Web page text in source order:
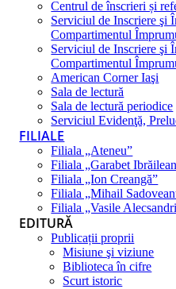
Centrul de înscrieri și
Serviciul de Inscriere şi
Compartimentul
Serviciul de Inscriere şi
Compartimentul
American Corner Iaşi
Sala de lectură
Sala de lectură periodice
Serviciul Evidenţă,
FILIALE
Filiala „Ateneu”
Filiala „Garabet
Filiala „Ion Creangă”
Filiala „Mihail
Filiala „Vasile
EDITURĂ
Publicații proprii
Misiune şi viziune
Biblioteca în cifre
Scurt istoric